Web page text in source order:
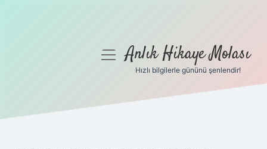
Gizlilik Politikası
menüyüAnlık Hikaye Molası
Hızlı bilgilerle gününü şenlendir!